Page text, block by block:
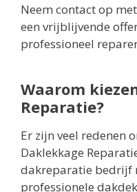
Neem contact op
een vrijblijvende
professioneel
Waarom
Reparatie?
Er zijn veel redenen
Daklekkage
dakreparatie bedrijf
professionele